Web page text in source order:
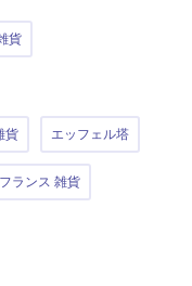
貨
貨 エッフェル塔
フランス 雑貨